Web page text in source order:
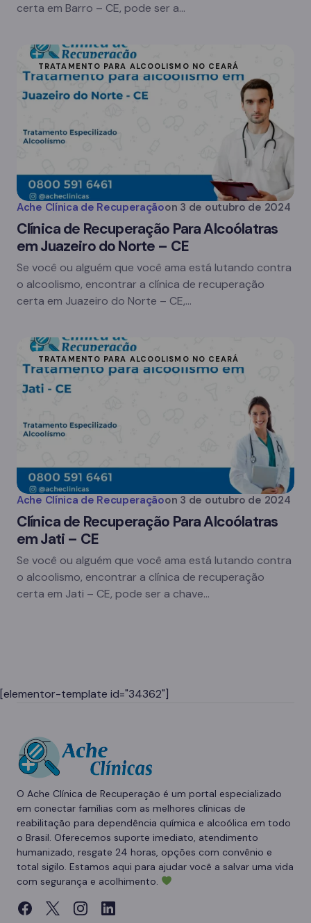
certa em Barro – CE, pode ser a…
TRATAMENTO PARA ALCOOLISMO NO CEARÁ
Ache Clínica de Recuperaçãoon 3 de outubro de 2024
Clínica de Recuperação Para Alcoólatras
em Juazeiro do Norte – CE
Se você ou alguém que você ama está lutando contra
o alcoolismo, encontrar a clínica de recuperação
certa em Juazeiro do Norte – CE,…
TRATAMENTO PARA ALCOOLISMO NO CEARÁ
Ache Clínica de Recuperaçãoon 3 de outubro de 2024
Clínica de Recuperação Para Alcoólatras
em Jati – CE
Se você ou alguém que você ama está lutando contra
o alcoolismo, encontrar a clínica de recuperação
certa em Jati – CE, pode ser a chave…
[elementor-template id="34362"]
O Ache Clínica de Recuperação é um portal especializado
em conectar famílias com as melhores clínicas de
reabilitação para dependência química e alcoólica em todo
o Brasil. Oferecemos suporte imediato, atendimento
humanizado, resgate 24 horas, opções com convênio e
total sigilo. Estamos aqui para ajudar você a salvar uma vida
com segurança e acolhimento.